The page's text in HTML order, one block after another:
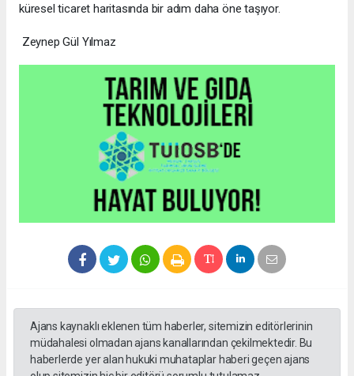
küresel ticaret haritasında bir adım daha öne taşıyor.
Zeynep Gül Yılmaz
Ajans kaynaklı eklenen tüm haberler, sitemizin editörlerinin
müdahalesi olmadan ajans kanallarından çekilmektedir. Bu
haberlerde yer alan hukuki muhataplar haberi geçen ajans